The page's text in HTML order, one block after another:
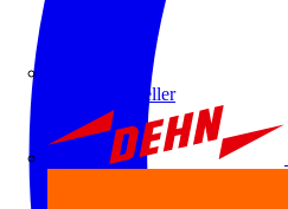
Hersteller